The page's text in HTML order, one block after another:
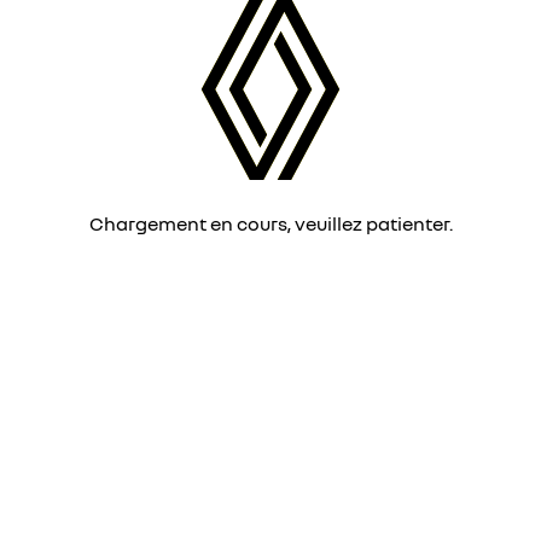
Chargement en cours, veuillez patienter.